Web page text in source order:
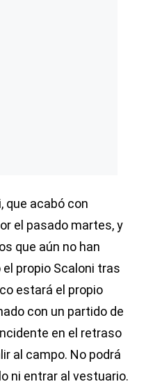
que acabó con
el pasado martes, y
que aún no han
propio Scaloni tras
estará el propio
con un partido de
en el retraso
al campo. No podrá
ni entrar al vestuario.